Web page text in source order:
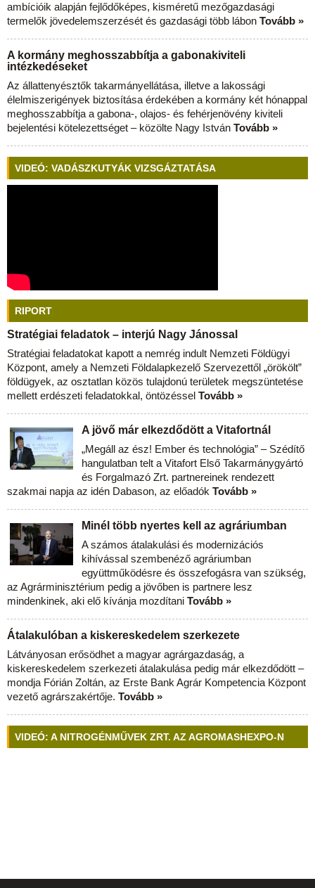
ambícióik alapján fejlődőképes, kisméretű mezőgazdasági
termelők jövedelemszerzését és gazdasági több lábon Tovább »
A kormány meghosszabbítja a gabonakiviteli
intézkedéseket
Az állattenyésztők takarmányellátása, illetve a lakossági
élelmiszerigények biztosítása érdekében a kormány két hónappal
meghosszabbítja a gabona-, olajos- és fehérjenövény kiviteli
bejelentési kötelezettséget – közölte Nagy István Tovább »
VIDEÓ: VADÁSZKUTYÁK VIZSGÁZTATÁSA
RIPORT
Stratégiai feladatok – interjú Nagy Jánossal
Stratégiai feladatokat kapott a nemrég indult Nemzeti Földügyi
Központ, amely a Nemzeti Földalapkezelő Szervezettől „örökölt”
földügyek, az osztatlan közös tulajdonú területek megszüntetése
mellett erdészeti feladatokkal, öntözéssel Tovább »
A jövő már elkezdődött a Vitafortnál
„Megáll az ész! Ember és technológia” – Szédítő
hangulatban telt a Vitafort Első Takarmánygyártó
és Forgalmazó Zrt. partnereinek rendezett
szakmai napja az idén Dabason, az előadók Tovább »
Minél több nyertes kell az agráriumban
A számos átalakulási és modernizációs
kihívással szembenéző agráriumban
együttműködésre és összefogásra van szükség,
az Agrárminisztérium pedig a jövőben is partnere lesz
mindenkinek, aki elő kívánja mozdítani Tovább »
Átalakulóban a kiskereskedelem szerkezete
Látványosan erősödhet a magyar agrárgazdaság, a
kiskereskedelem szerkezeti átalakulása pedig már elkezdődött –
mondja Fórián Zoltán, az Erste Bank Agrár Kompetencia Központ
vezető agrárszakértője. Tovább »
VIDEÓ: A NITROGÉNMŰVEK ZRT. AZ AGROMASHEXPO-N